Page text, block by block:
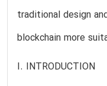
traditional design
blockchain more
I. INTRODUCTION